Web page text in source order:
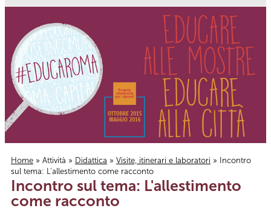
Tu sei qui
Home » Attività » Didattica » Visite, itinerari e laboratori » Incontro
sul tema: L'allestimento come racconto
Incontro sul tema: L'allestimento
come racconto